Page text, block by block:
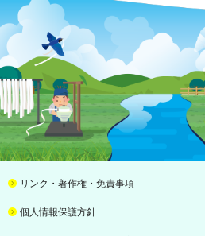
リンク・著作権・免責事項
個人情報保護方針